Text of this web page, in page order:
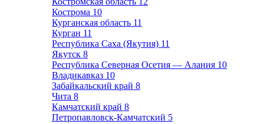
Кострома 10
Курганская область 11
Курган 11
Республика Саха (Якутия) 11
Якутск 8
Республика Северная Осетия — Алания 10
Владикавказ 10
Забайкальский край 8
Чита 8
Камчатский край 8
Петропавловск-Камчатский 5